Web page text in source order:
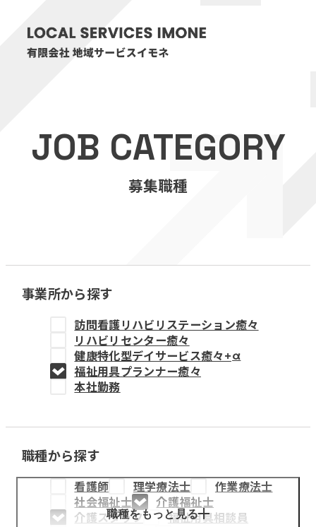
医療・介護事業
訪問看護リハビリステーション癒々
福祉用具プランナー癒々
教育事業
姫路中央こども園
姫路中央保育園
採用情報
医療・介護事業
募集職種
JOB CATEGORY
募集職種
事業所から探す
訪問看護リハビリステーション癒々
リハビリセンター癒々
健康特化型デイサービス癒々+α
福祉用具プランナー癒々
本社勤務
職種から探す
看護師 理学療法士
作業療法士
社会福祉士
介護福祉士
介護スタッフ
福祉用具相談員
職種をもっと見る